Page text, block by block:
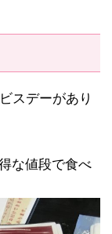
スデーがあり
な値段で食べ